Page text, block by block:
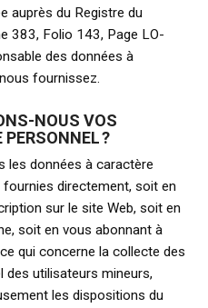
auprès du Registre du
383, Folio 143, Page LO-
des données à
fournissez.
NOUS VOS
PERSONNEL ?
les données à caractère
directement, soit en
sur le site Web, soit en
soit en vous abonnant à
qui concerne la collecte des
des utilisateurs mineurs,
les dispositions du